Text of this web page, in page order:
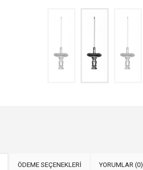
ÖDEME SEÇENEKLERİ YORUMLAR (0)